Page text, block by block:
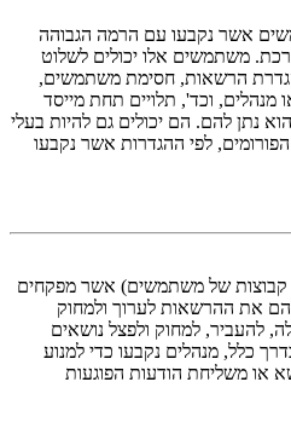
אשר נקבעו עם הרמה הגבוהה
משתמשים אלו יכולים לשלוט
הרשאות, חסימת משתמשים,
מנהלים, וכד', תלויים תחת מייסד
נתן להם. הם יכולים גם להיות בעלי
לפי ההגדרות אשר נקבעו
של משתמשים) אשר מפקחים
את ההרשאות לערוך ולמחוק
להעביר, למחוק ולפצל נושאים
כלל, מנהלים נקבעו כדי למנוע
משליחת הודעות הפוגעות